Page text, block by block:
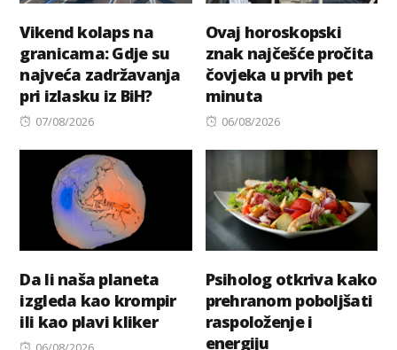
Vikend kolaps na
granicama: Gdje su
najveća zadržavanja
pri izlasku iz BiH?
Posted
07/08/2026
Ovaj horoskopski
znak najčešće pročita
čovjeka u prvih pet
minuta
Posted
06/08/2026
Da li naša planeta
izgleda kao krompir
ili kao plavi kliker
Posted
Psiholog otkriva kako
prehranom poboljšati
raspoloženje i
energiju